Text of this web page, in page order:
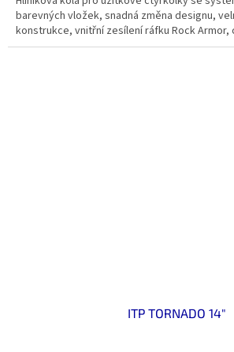
barevných vložek, snadná změna designu,
konstrukce, vnitřní zesílení ráfku Rock Armor,
ITP TORNADO 14"